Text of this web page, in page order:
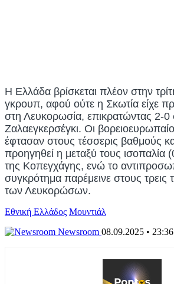
Η Ελλάδα βρίσκεται πλέον στην
γκρουπ, αφού ούτε η Σκωτία είχε
στη Λευκορωσία, επικρατώντας 2-0
Ζαλαεγκερσέγκι. Οι
έφτασαν στους τέσσερις βαθμούς
προηγηθεί η μεταξύ τους ισοπαλία
της Κοπεγχάγης, ενώ το
συγκρότημα παρέμεινε στους τρεις
των Λευκορώσων.
Εθνική Ελλάδος Μουντιάλ
Newsroom 08.09.2025 • 23:36